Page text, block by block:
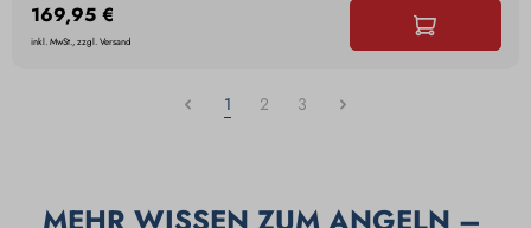
169,95 €
inkl. MwSt., zzgl. Versand
1 2 3